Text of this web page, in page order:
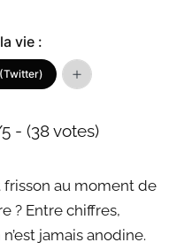
vie :
- (38 votes)
au moment de
? Entre chiffres,
jamais anodine.